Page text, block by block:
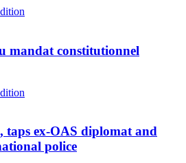
mandat constitutionnel
taps ex-OAS diplomat and
police